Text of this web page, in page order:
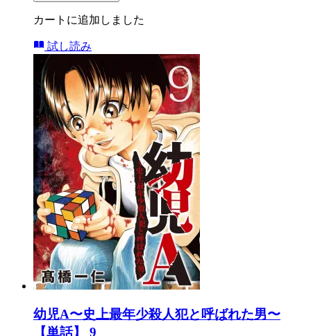
カートに追加しました
試し読み
幼児A〜史上最年少殺人犯と呼ばれた男〜
【単話】 9